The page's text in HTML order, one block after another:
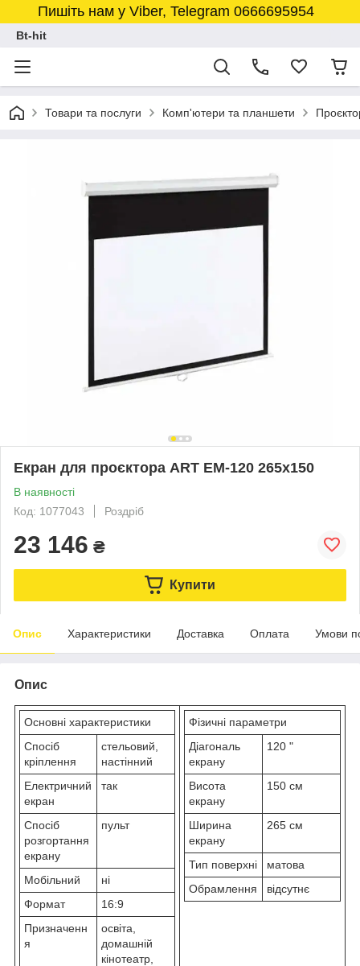
Пишіть нам у Viber, Telegram 0666695954
Bt-hit
Товари та послуги Комп'ютери та планшети
Екран для проєктора ART EM-120 265x150
В наявності
Код: 1077043
Роздріб
23 146 ₴
Купити
Опис Характеристики Доставка Оплата Умови
Опис
Основні характеристики
Спосіб
кріплення
стельовий,
настінний
Електричний
екран
так
Спосіб
розгортання
екрану
пульт
Мобільний
ні
Формат
16:9
Призначенн
я
освіта,
домашній
кінотеатр,
Фізичні параметри
Діагональ
екрану
120 "
Висота
екрану
150 см
Ширина
екрану
265 см
Тип поверхні
матова
Обрамлення
відсутнє